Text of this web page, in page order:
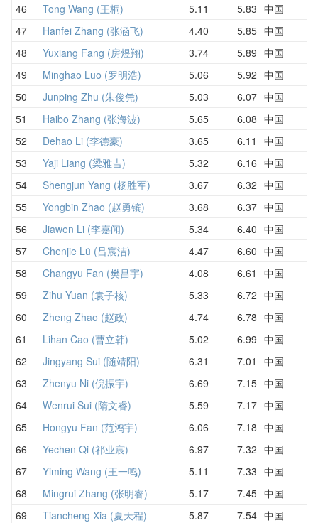
46 Tong Wang (王桐) 5.11 5.83 中国
47 Hanfei Zhang (张涵飞) 4.40 5.85 中国
48 Yuxiang Fang (房煜翔) 3.74 5.89 中国
49 Minghao Luo (罗明浩) 5.06 5.92 中国
50 Junping Zhu (朱俊凭) 5.03 6.07 中国
51 Haibo Zhang (张海波) 5.65 6.08 中国
52 Dehao Li (李德豪) 3.65 6.11 中国
53 Yaji Liang (梁雅吉) 5.32 6.16 中国
54 Shengjun Yang (杨胜军) 3.67 6.32 中国
55 Yongbin Zhao (赵勇镔) 3.68 6.37 中国
56 Jiawen Li (李嘉闻) 5.34 6.40 中国
57 Chenjie Lü (吕宸洁) 4.47 6.60 中国
58 Changyu Fan (樊昌宇) 4.08 6.61 中国
59 Zihu Yuan (袁子核) 5.33 6.72 中国
60 Zheng Zhao (赵政) 4.74 6.78 中国
61 Lihan Cao (曹立韩) 5.02 6.99 中国
62 Jingyang Sui (随靖阳) 6.31 7.01 中国
63 Zhenyu Ni (倪振宇) 6.69 7.15 中国
64 Wenrui Sui (隋文睿) 5.59 7.17 中国
65 Hongyu Fan (范鸿宇) 6.06 7.18 中国
66 Yechen Qi (祁业宸) 6.97 7.32 中国
67 Yiming Wang (王一鸣) 5.11 7.33 中国
68 Mingrui Zhang (张明睿) 5.17 7.45 中国
69 Tiancheng Xia (夏天程) 5.87 7.54 中国